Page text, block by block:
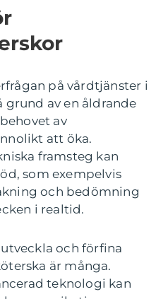
på vårdtjänster i
grund av en åldrande
av
att öka.
framsteg kan
som exempelvis
och bedömning
i realtid.
och förfina
är många.
teknologi kan